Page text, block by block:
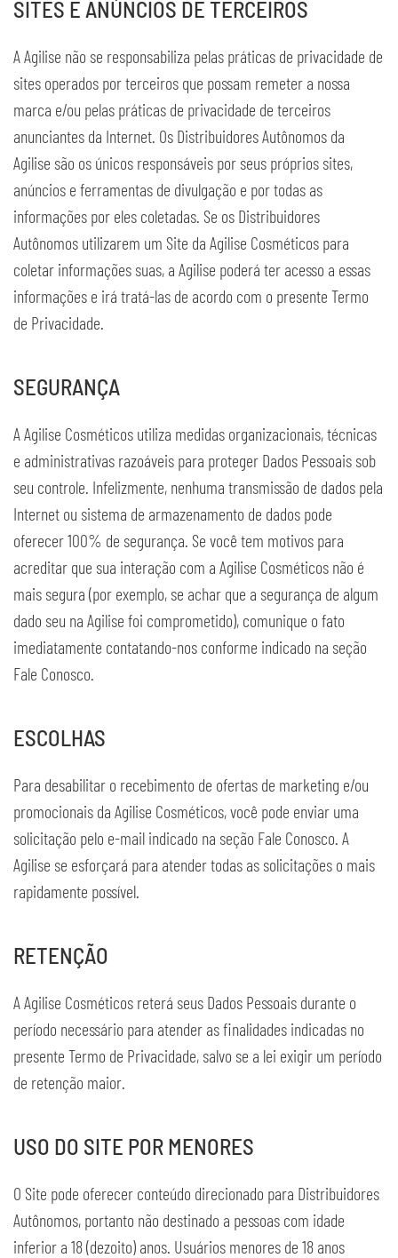
SITES E ANÚNCIOS DE TERCEIROS
A Agilise não se responsabiliza pelas práticas de privacidade de
sites operados por terceiros que possam remeter a nossa
marca e/ou pelas práticas de privacidade de terceiros
anunciantes da Internet. Os Distribuidores Autônomos da
Agilise são os únicos responsáveis por seus próprios sites,
anúncios e ferramentas de divulgação e por todas as
informações por eles coletadas. Se os Distribuidores
Autônomos utilizarem um Site da Agilise Cosméticos para
coletar informações suas, a Agilise poderá ter acesso a essas
informações e irá tratá-las de acordo com o presente Termo
de Privacidade.
SEGURANÇA
A Agilise Cosméticos utiliza medidas organizacionais, técnicas
e administrativas razoáveis para proteger Dados Pessoais sob
seu controle. Infelizmente, nenhuma transmissão de dados pela
Internet ou sistema de armazenamento de dados pode
oferecer 100% de segurança. Se você tem motivos para
acreditar que sua interação com a Agilise Cosméticos não é
mais segura (por exemplo, se achar que a segurança de algum
dado seu na Agilise foi comprometido), comunique o fato
imediatamente contatando-nos conforme indicado na seção
Fale Conosco.
ESCOLHAS
Para desabilitar o recebimento de ofertas de marketing e/ou
promocionais da Agilise Cosméticos, você pode enviar uma
solicitação pelo e-mail indicado na seção Fale Conosco. A
Agilise se esforçará para atender todas as solicitações o mais
rapidamente possível.
RETENÇÃO
A Agilise Cosméticos reterá seus Dados Pessoais durante o
período necessário para atender as finalidades indicadas no
presente Termo de Privacidade, salvo se a lei exigir um período
de retenção maior.
USO DO SITE POR MENORES
O Site pode oferecer conteúdo direcionado para Distribuidores
Autônomos, portanto não destinado a pessoas com idade
inferior a 18 (dezoito) anos. Usuários menores de 18 anos